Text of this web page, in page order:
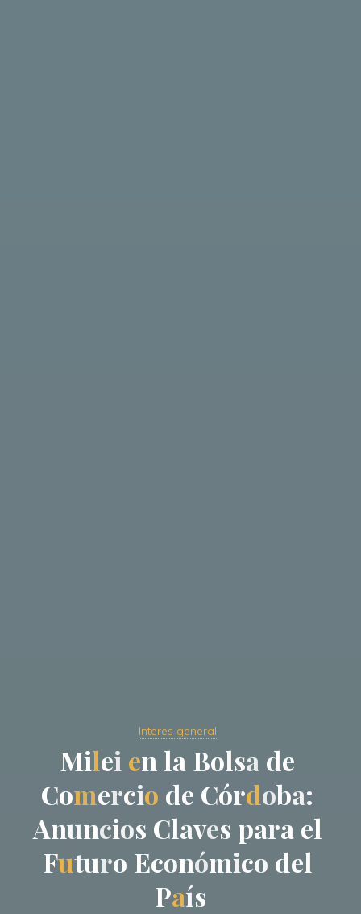
Interes general
Milei en la Bolsa de
Comercio de Córdoba:
Anuncios Claves para el
Futuro Económico del
País